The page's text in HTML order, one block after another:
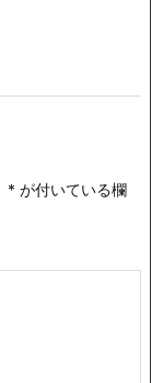
* が付いている欄